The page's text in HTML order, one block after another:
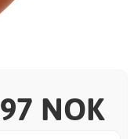
97 NOK